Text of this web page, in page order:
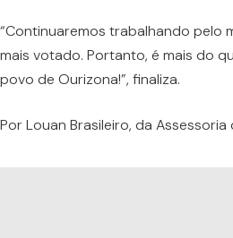
“Continuaremos trabalhando pelo
mais votado. Portanto, é mais do
povo de Ourizona!”, finaliza.
Por Louan Brasileiro, da